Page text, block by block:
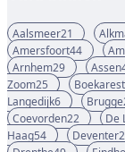
Aalsmeer21
Amersfoort44
Arnhem29 Assen
Zoom25 Boekarest
Langedijk6 Brugge
Coevorden22 De
Haag54 Deventer